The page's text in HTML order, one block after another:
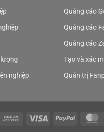
nghiệp
Quảng cáo
Quảng cáo
Quảng cáo
Tạo và xác
Quản trị
Cash
Visa PayPal